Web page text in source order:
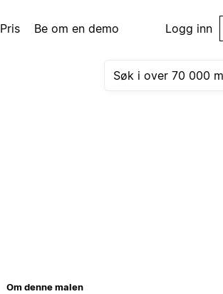
Pris Be om en demo Logg inn
Om denne malen